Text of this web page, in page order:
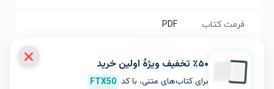
فرمت کتاب PDF
۱۴.۷۳ مگابایت ٪۵۰ تخفیف ویژۀ اولین خرید
برای کتاب‌های متنی، با کد FTX50